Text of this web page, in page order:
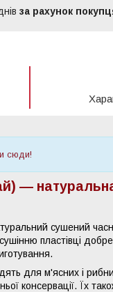
за рахунок
сюди!
—
сушений
пластівці
для м'ясних і
консервації. Їх